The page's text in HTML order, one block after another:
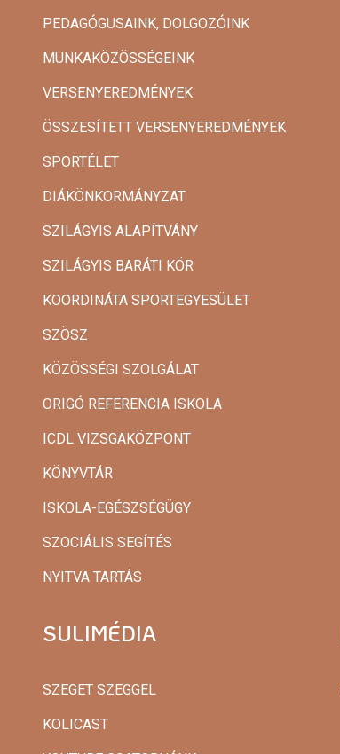
PEDAGÓGUSAINK, DOLGOZÓINK
MUNKAKÖZÖSSÉGEINK
VERSENYEREDMÉNYEK
ÖSSZESÍTETT VERSENYEREDMÉNYEK
SPORTÉLET
DIÁKÖNKORMÁNYZAT
SZILÁGYIS ALAPÍTVÁNY
SZILÁGYIS BARÁTI KÖR
KOORDINÁTA SPORTEGYESÜLET
SZÖSZ
KÖZÖSSÉGI SZOLGÁLAT
ORIGÓ REFERENCIA ISKOLA
ICDL VIZSGAKÖZPONT
KÖNYVTÁR
ISKOLA-EGÉSZSÉGÜGY
SZOCIÁLIS SEGÍTÉS
NYITVA TARTÁS
SULIMÉDIA
SZEGET SZEGGEL
KOLICAST